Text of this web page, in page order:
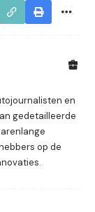
en
gedetailleerde
op de